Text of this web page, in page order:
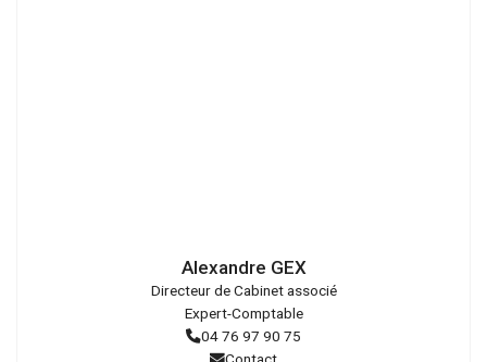
Alexandre GEX
Directeur de Cabinet associé
Expert-Comptable
04 76 97 90 75